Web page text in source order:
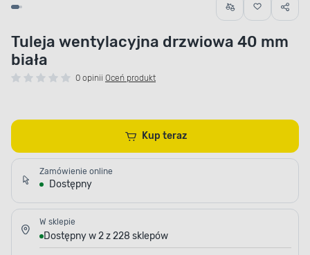
Tuleja wentylacyjna drzwiowa 40 mm
biała
0 opinii Oceń produkt
Kup teraz
Zamówienie online
Dostępny
W sklepie
Dostępny w 2 z 228 sklepów